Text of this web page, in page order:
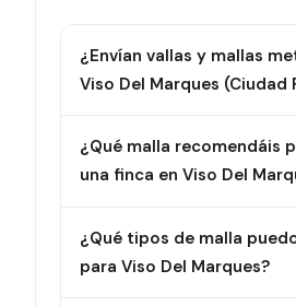
¿Envían vallas y mallas
Viso Del Marques (Ciudad
¿Qué malla recomendáis
una finca en Viso Del
¿Qué tipos de malla
para Viso Del Marques?